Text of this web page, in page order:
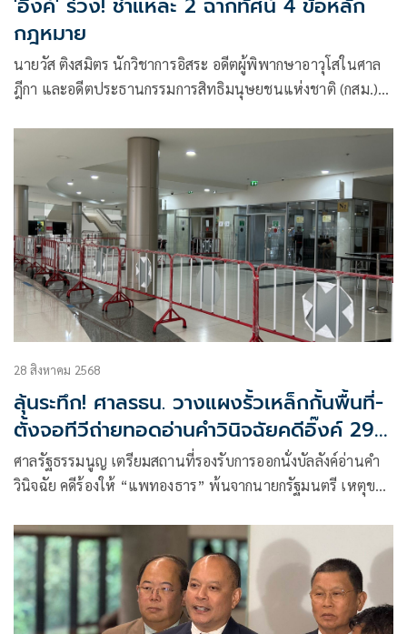
'อิ๊งค์' ร่วง! ชำแหละ 2 ฉากทัศน์ 4 ข้อหลัก
กฎหมาย
นายวัส ติงสมิตร นักวิชาการอิสระ อดีตผู้พิพากษาอาวุโสในศาล
ฎีกา และอดีตประธานกรรมการสิทธิมนุษยชนแห่งชาติ (กสม.)
หรือร่วงในวันที่ 29 สิงหาคม 2568”
28 สิงหาคม 2568
ลุ้นระทึก! ศาลรธน. วางแผงรั้วเหล็กกั้นพื้นที่-
ตั้งจอทีวีถ่ายทอดอ่านคำวินิจฉัยคดีอิ๊งค์ 29
ส.ค.
ศาลรัฐธรรมนูญ เตรียมสถานที่รองรับการออกนั่งบัลลังค์อ่านคำ
วินิจฉัย คดีร้องให้ “แพทองธาร” พ้นจากนายกรัฐมนตรี เหตุขาด